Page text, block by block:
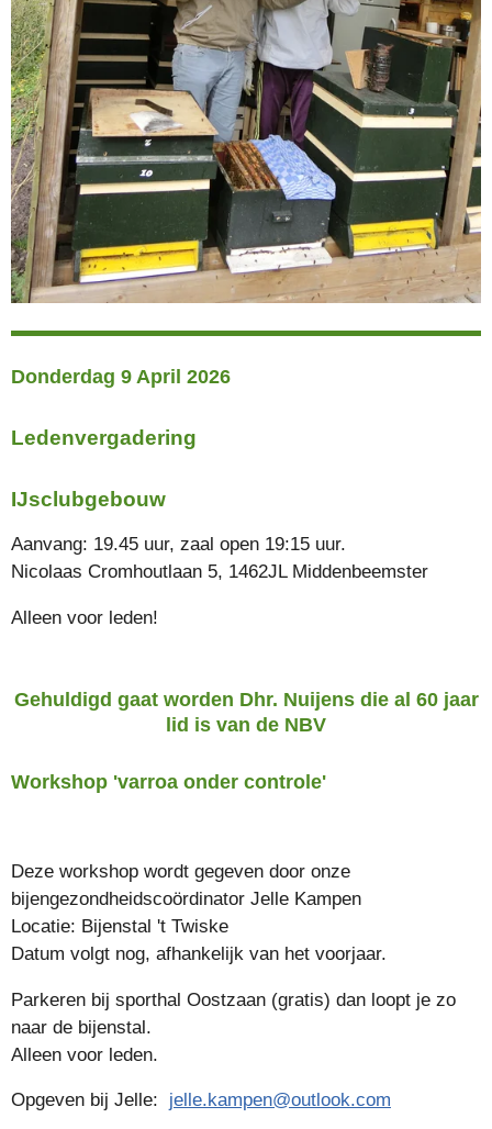
Donderdag 9 April 2026
Ledenvergadering
IJsclubgebouw
Aanvang: 19.45 uur, zaal open 19:15 uur.
Nicolaas Cromhoutlaan 5, 1462JL Middenbeemster
Alleen voor leden!
Gehuldigd gaat worden Dhr. Nuijens die al 60 jaar
lid is van de NBV
Workshop 'varroa onder controle'
Deze workshop wordt gegeven door onze
bijengezondheidscoördinator Jelle Kampen
Locatie: Bijenstal 't Twiske
Datum volgt nog, afhankelijk van het voorjaar.
Parkeren bij sporthal Oostzaan (gratis) dan loopt je zo
naar de bijenstal.
Alleen voor leden.
Opgeven bij Jelle: jelle.kampen@outlook.com